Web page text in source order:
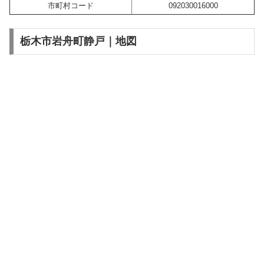
市町村コード
092030016000
栃木市岩舟町静戸｜地図